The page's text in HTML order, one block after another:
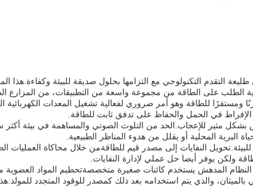
التقدم التكنولوجي مع التزامها بحلول صديقة للبيئة وكفاءة.هذا
الطلب على الطاقة من مجموعة واسعة من التطبيقات، من المزارع
ومستقرًا للطاقة وهو أمر ضروري لفعالية تشغيل المعدات الكهربائية
في الحمل والحفاظ على تدفق ثابت للطاقة.
مثير للإعجاب.الحد من التلوث الصوتي والمساهمة في بيئة
البرية المحلية أو يقلل من هدوء المناظر الطبيعية.
النفايات إلى مصدر قيم للطاقةمن خلال محاكاة العمليات
ولكن يوفر أيضا حل عملي لإدارة النفايات.
المدهش يستخدم كائنات صغيرة متخصصةتحطيم المواد العضوية من
والذي يتم استخدامه بعد ذلك كمصدر للوقود المتجدد